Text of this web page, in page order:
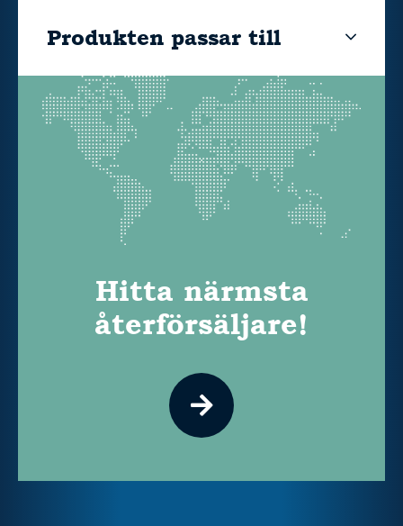
Produkten passar till
Hitta närmsta
återförsäljare!